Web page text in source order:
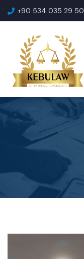
+90 534 035 29 50